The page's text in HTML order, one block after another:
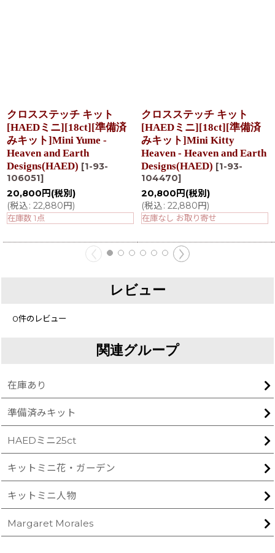
クロスステッチ キット
[HAEDミニ][18ct][準備済
みキット]Mini Yume -
Heaven and Earth
Designs(HAED) [1-93-
106051]
20,800 円 (税別)
(税込: 22,880円)
在庫数 1点
クロスステッチ キット
[HAEDミニ][18ct][準備済
みキット]Mini Kitty
Heaven - Heaven and Earth
Designs(HAED) [1-93-
104470]
20,800 円 (税別)
(税込: 22,880円)
在庫なし お取り寄せ
レビュー
0件のレビュー
関連グループ
在庫あり
準備済みキット
HAEDミニ25ct
キットミニ花・ガーデン
キットミニ人物
Margaret Morales